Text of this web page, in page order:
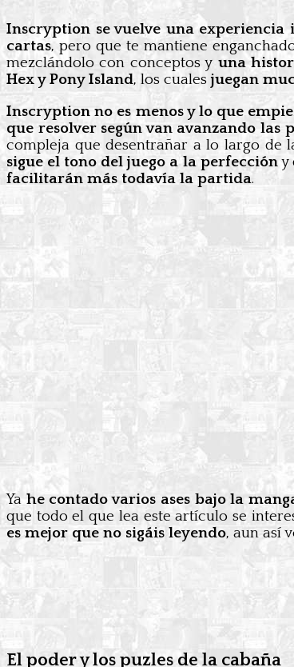
Inscryption se vuelve una
cartas, pero que te mantiene
mezclándolo con conceptos y una
Hex y Pony Island, los cuales juegan
Inscryption no es menos y lo que
que resolver según van avanzando las
compleja que desentrañar a lo largo de
sigue el tono del juego a la perfeccióny
facilitarán más todavía la partida.
Ya he contado varios ases bajo la
que todo el que lea este artículo se
es mejor que no sigáis leyendo, aun así
El poder y los puzles de la cabaña